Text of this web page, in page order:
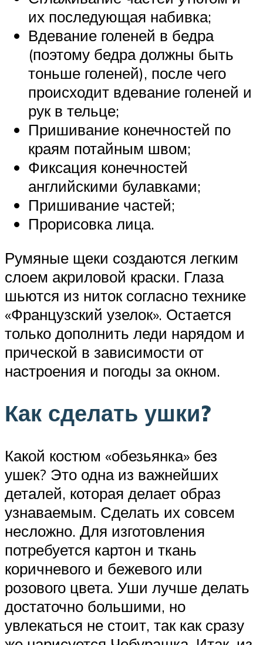
их последующая набивка;
Вдевание голеней в бедра
(поэтому бедра должны быть
тоньше голеней), после чего
происходит вдевание голеней и
рук в тельце;
Пришивание конечностей по
краям потайным швом;
Фиксация конечностей
английскими булавками;
Пришивание частей;
Прорисовка лица.
Румяные щеки создаются легким
слоем акриловой краски. Глаза
шьются из ниток согласно технике
«Французский узелок». Остается
только дополнить леди нарядом и
прической в зависимости от
настроения и погоды за окном.
Как сделать ушки?
Какой костюм «обезьянка» без
ушек? Это одна из важнейших
деталей, которая делает образ
узнаваемым. Сделать их совсем
несложно. Для изготовления
потребуется картон и ткань
коричневого и бежевого или
розового цвета. Уши лучше делать
достаточно большими, но
увлекаться не стоит, так как сразу